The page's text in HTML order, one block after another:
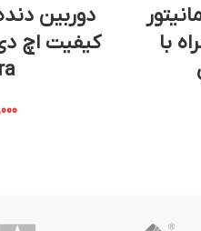
مانیتور ال 90 | مانیتور
90 همراه با
دوربین